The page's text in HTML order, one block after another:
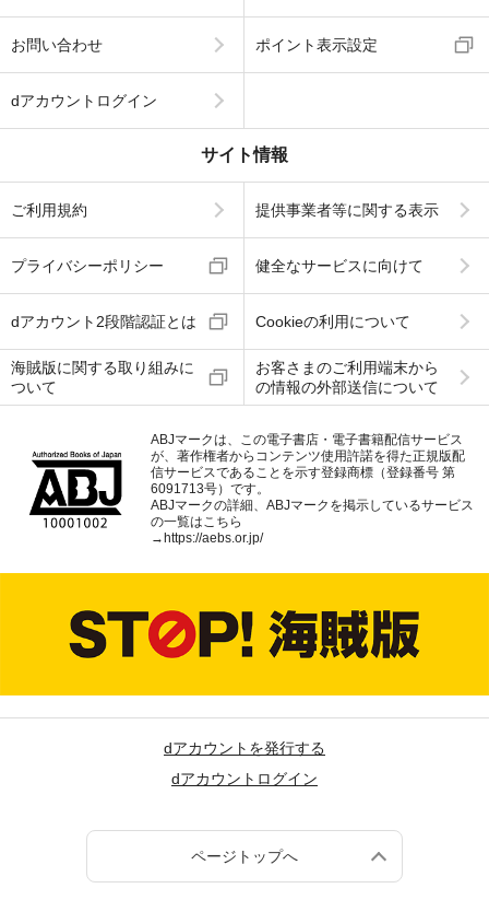
お問い合わせ ポイント表示設定
dアカウントログイン
サイト情報
ご利用規約 提供事業者等に関する表示
プライバシーポリシー 健全なサービスに向けて
dアカウント2段階認証とは Cookieの利用について
海賊版に関する取り組みに
ついて
お客さまのご利用端末から
の情報の外部送信について
ABJマークは、この電子書店・電子書籍配信サービス
が、著作権者からコンテンツ使用許諾を得た正規版配
信サービスであることを示す登録商標（登録番号 第
6091713号）です。
ABJマークの詳細、ABJマークを掲示しているサービス
の一覧はこちら
→ https://aebs.or.jp/
dアカウントを発行する
dアカウントログイン
ページトップへ